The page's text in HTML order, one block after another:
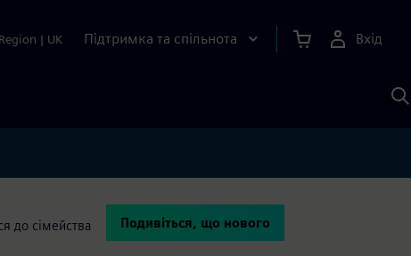
Region | UK Підтримка та спільнота Вхід
до сімейства
Подивіться, що нового